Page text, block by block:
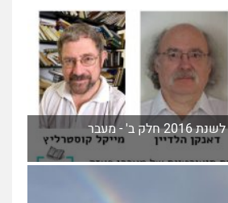
פרס נובל בפיסיקה לשנת 2016 חלק ב' - מעבר